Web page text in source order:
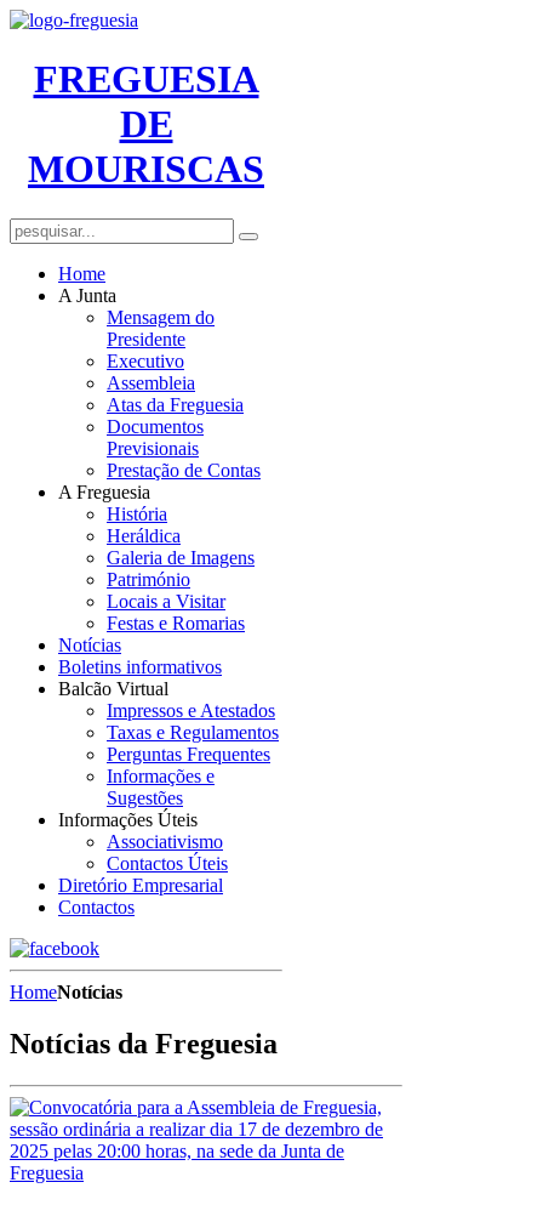
FREGUESIA
DE
MOURISCAS
Home
A Junta
Mensagem do
Presidente
Executivo
Assembleia
Atas da Freguesia
Documentos
Previsionais
Prestação de Contas
A Freguesia
História
Heráldica
Galeria de Imagens
Património
Locais a Visitar
Festas e Romarias
Notícias
Boletins informativos
Balcão Virtual
Impressos e Atestados
Taxas e Regulamentos
Perguntas Frequentes
Informações e
Sugestões
Informações Úteis
Associativismo
Contactos Úteis
Diretório Empresarial
Contactos
HomeNotícias
Notícias da Freguesia